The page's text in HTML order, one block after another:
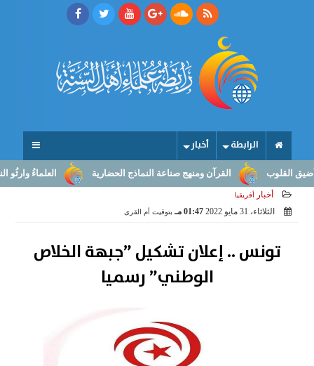
الرابطة أخبار
العلماءُ وارثُو النبوّة: القرآن ومنهج صناعة النماذج الحضارية
أخبار أفريقيا
الثلاثاء، 31 مايو 2022 01:47 مـ بتوقيت أم القرى
تونس .. إعلان تشكيل ”جبهة الخلاص
الوطني” رسميا